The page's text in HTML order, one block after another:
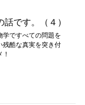
です。（４）
学ですべての問題を
酷な真実を突き付